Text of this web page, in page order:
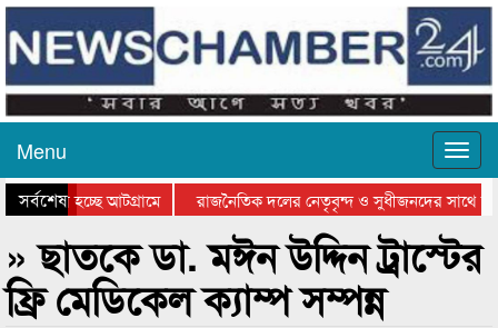
Menu
সর্বশেষহচ্ছে আটগ্রামে
রাজনৈতিক দলের নেতৃবৃন্দ ও সুধীজনদের সাথে
সিলেটে বাংলাদেশ গ্রুপ থিয়েটার ফেডারেশানের
» ছাতকে ডা. মঈন উদ্দিন ট্রাস্টের
ফ্রি মেডিকেল ক্যাম্প সম্পন্ন